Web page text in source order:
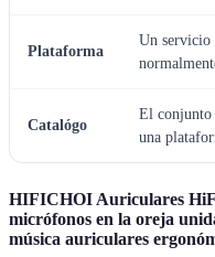
Plataforma
Un servicio
Catalógo
El conjunto
una
HIFICHOI Auriculares
micrófonos en la oreja
música auriculares